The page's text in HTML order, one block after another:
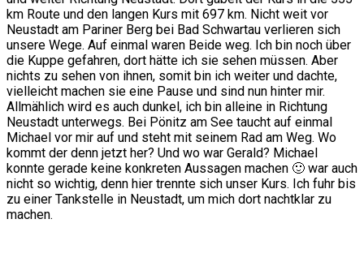
km Route und den langen Kurs mit 697 km. Nicht weit vor
Neustadt am Pariner Berg bei Bad Schwartau verlieren sich
unsere Wege. Auf einmal waren Beide weg. Ich bin noch über
die Kuppe gefahren, dort hätte ich sie sehen müssen. Aber
nichts zu sehen von ihnen, somit bin ich weiter und dachte,
vielleicht machen sie eine Pause und sind nun hinter mir.
Allmählich wird es auch dunkel, ich bin alleine in Richtung
Neustadt unterwegs. Bei Pönitz am See taucht auf einmal
Michael vor mir auf und steht mit seinem Rad am Weg. Wo
kommt der denn jetzt her? Und wo war Gerald? Michael
konnte gerade keine konkreten Aussagen machen 🙂 war auch
nicht so wichtig, denn hier trennte sich unser Kurs. Ich fuhr bis
zu einer Tankstelle in Neustadt, um mich dort nachtklar zu
machen.